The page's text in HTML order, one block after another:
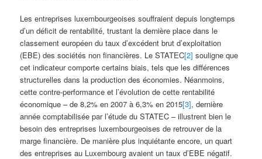
Les entreprises luxembourgeoises souffraient depuis longtemps
d’un déficit de rentabilité, trustant la dernière place dans le
classement européen du taux d’excédent brut d’exploitation
(EBE) des sociétés non financières. Le STATEC[2] souligne que
cet indicateur comporte certains biais, tels que les différences
structurelles dans la production des économies. Néanmoins,
cette contre-performance et l’évolution de cette rentabilité
économique – de 8,2% en 2007 à 6,3% en 2015[3], dernière
année comptabilisée par l’étude du STATEC – illustrent bien le
besoin des entreprises luxembourgeoises de retrouver de la
marge financière. De manière plus inquiétante encore, un quart
des entreprises au Luxembourg avaient un taux d’EBE négatif.